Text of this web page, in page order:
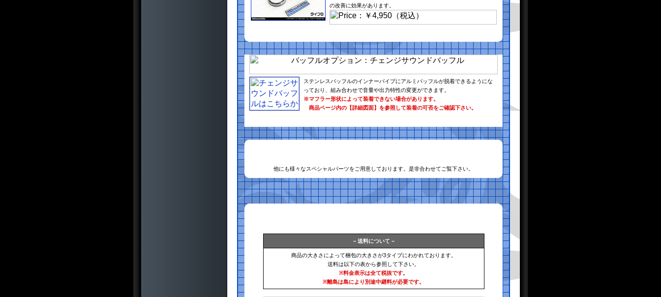
の改善に効果があります。
ステンレスバッフルのインナーパイプにアルミバッフルが脱着できるようにな
っており、組み合わせで音量や出力特性の変更ができます。
※マフラー形状によって装着できない場合があります。
商品ページ内の【詳細図面】を参照して装着の可否をご確認下さい。
他にも様々なスペシャルパーツをご用意しております。是非合わせてご覧下さい。
− 送料について −
商品の大きさによって梱包の大きさが3タイプにわかれております。
送料は以下の表から参照して下さい。
※料金表示は全て税抜です。
※離島は島により別途中継料が必要です。